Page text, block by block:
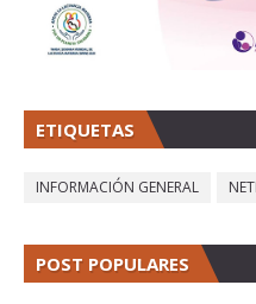
ETIQUETAS
INFORMACIÓN GENERAL
POST POPULARES